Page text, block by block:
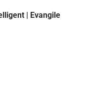
| Evangile